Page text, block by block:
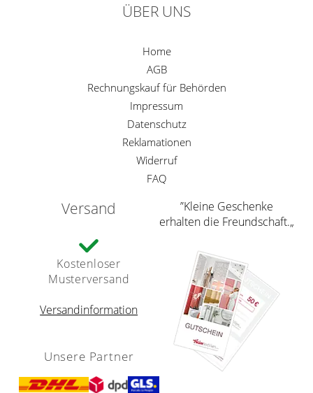
ÜBER UNS
Home
AGB
Rechnungskauf für Behörden
Impressum
Datenschutz
Reklamationen
Widerruf
FAQ
Versand
Kostenloser
Musterversand
Versandinformation
Unsere Partner
”Kleine Geschenke
erhalten die Freundschaft.„